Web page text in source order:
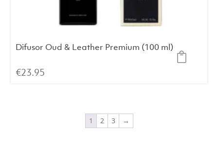
Difusor Oud & Leather Premium (100 ml)
€23.95
1 2 3 →